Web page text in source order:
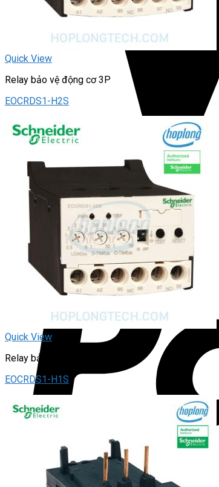
Quick View
Relay bảo vệ động cơ 3P
EOCRDS1-H2S
Quick View
Relay bảo vệ động cơ 3P
EOCRDS1-H1S